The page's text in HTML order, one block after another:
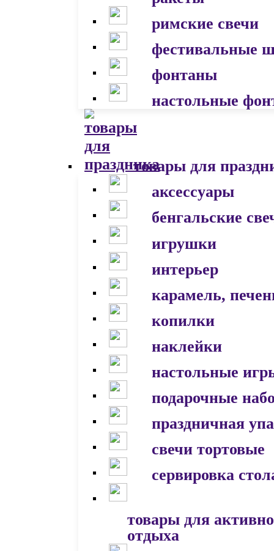
римские свечи
фестивальные
фонтаны
настольные
товары для
аксессуары
бенгальские
игрушки
интерьер
карамель,
копилки
наклейки
настольные
подарочные
праздничная
свечи тортовые
сервировка
товары для
отдыха